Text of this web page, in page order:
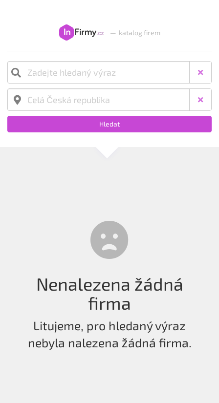
— katalog firem
Hledat
Nenalezena žádná
firma
Litujeme, pro hledaný výraz
nebyla nalezena žádná firma.